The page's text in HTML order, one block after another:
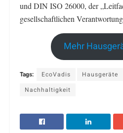
und DIN ISO 26000, der
gesellschaftlichen
Mehr
Tags: EcoVadis Hausgeräte
Nachhaltigkeit